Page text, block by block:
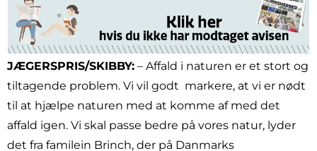
JÆGERSPRIS/SKIBBY: – Affald i naturen er et stort og
tiltagende problem. Vi vil godt markere, at vi er nødt
til at hjælpe naturen med at komme af med det
affald igen. Vi skal passe bedre på vores natur, lyder
det fra familein Brinch, der på Danmarks